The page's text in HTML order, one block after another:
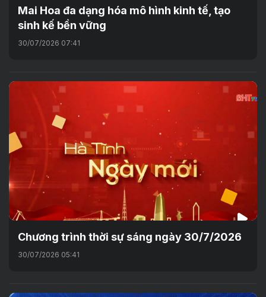
Mai Hoa đa dạng hóa mô hình kinh tế, tạo
sinh kế bền vững
30/07/2026 07:41
Chương trình thời sự sáng ngày 30/7/2026
30/07/2026 05:41